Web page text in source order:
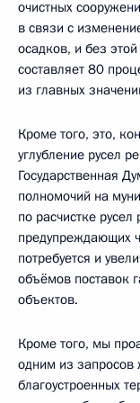
очистных
в связи с
осадков, и без
составляет 80
из главных
Кроме того, это,
углубление русел
Государственная
полномочий на
по расчистке
предупреждающих
потребуется и
объёмов поставок
объектов.
Кроме того, мы
одним из запросов
благоустроенных